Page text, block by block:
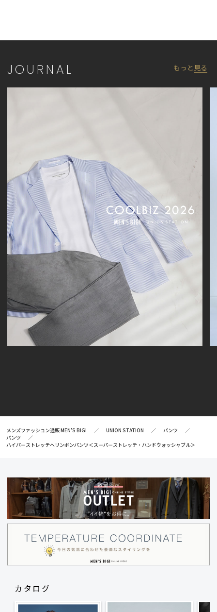
アメリカントラッドを軸にアメリカンカルチャー、ストリート、
入れながら、現代の大人にふさわしいファッションを追求するブ
ランドです。
▼Instagram：@unionstation_official
JOURNAL もっと 見る
メンズファッション通販 MEN'S BIGI UNION STATION
パンツ
パンツ
ハイパーストレッチヘリンボンパンツ＜スーパーストレッチ・ハンドウォッシャブル＞
カタログ